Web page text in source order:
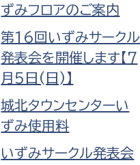
ずみフロアのご案内
第16回いずみサークル
発表会を開催します【7
月5日(日)】
城北タウンセンターい
ずみ使用料
いずみサークル発表会